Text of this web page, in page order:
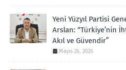
Yeni Yüzyıl Partisi
Arslan: “Türkiye’nin
Akıl ve Güvendir”
Mayıs 26, 2026